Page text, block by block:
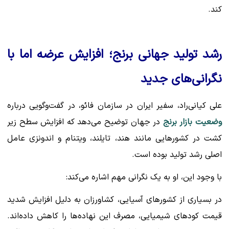
کند.
رشد تولید جهانی برنج؛ افزایش عرضه اما با
نگرانی‌های جدید
علی کیانی‌راد، سفیر ایران در سازمان فائو، در گفت‌وگویی درباره
وضعیت بازار برنج در جهان توضیح می‌دهد که افزایش سطح زیر
کشت در کشورهایی مانند هند، تایلند، ویتنام و اندونزی عامل
اصلی رشد تولید بوده است.
با وجود این، او به یک نگرانی مهم اشاره می‌کند:
در بسیاری از کشورهای آسیایی، کشاورزان به دلیل افزایش شدید
قیمت کودهای شیمیایی، مصرف این نهاده‌ها را کاهش داده‌اند.